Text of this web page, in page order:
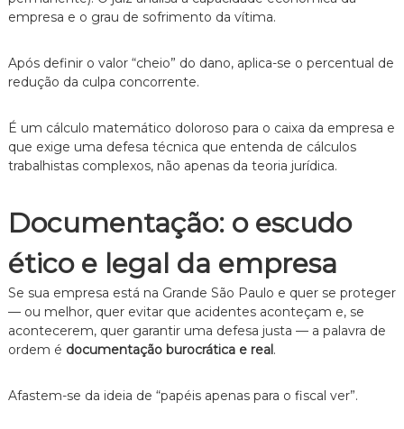
empresa e o grau de sofrimento da vítima.
Após definir o valor “cheio” do dano,aplica-se o percentual de
redução da culpa concorrente.
É um cálculo matemático doloroso para o caixa da empresa e
que exige uma defesa técnica que entenda de cálculos
trabalhistas complexos,não apenas da teoria jurídica.
Documentação: o escudo
ético e legal da empresa
Se sua empresa está na Grande São Paulo e quer se proteger
— ou melhor,quer evitar que acidentes aconteçam e,se
acontecerem,quer garantir uma defesa justa — a palavra de
ordem é documentação burocrática e real.
Afastem-se da ideia de “papéis apenas para o fiscal ver”.